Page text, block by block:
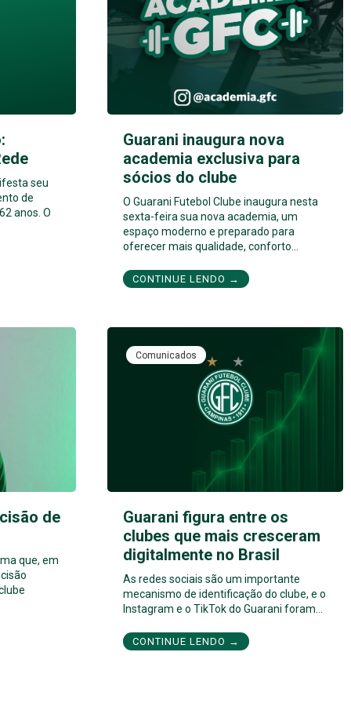
volume.
seu
de
anos. O
Guarani inaugura nova
academia exclusiva para
sócios do clube
O Guarani Futebol Clube inaugura nesta
sexta-feira sua nova academia, um
espaço moderno e preparado para
oferecer mais qualidade, conforto…
CONTINUE LENDO →
de
que, em
Comunicados
Guarani figura entre os
clubes que mais cresceram
digitalmente no Brasil
As redes sociais são um importante
mecanismo de identificação do clube, e o
Instagram e o TikTok do Guarani foram…
CONTINUE LENDO →